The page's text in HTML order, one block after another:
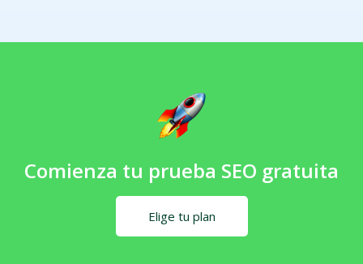
Comienza tu prueba SEO gratuita
Elige tu plan